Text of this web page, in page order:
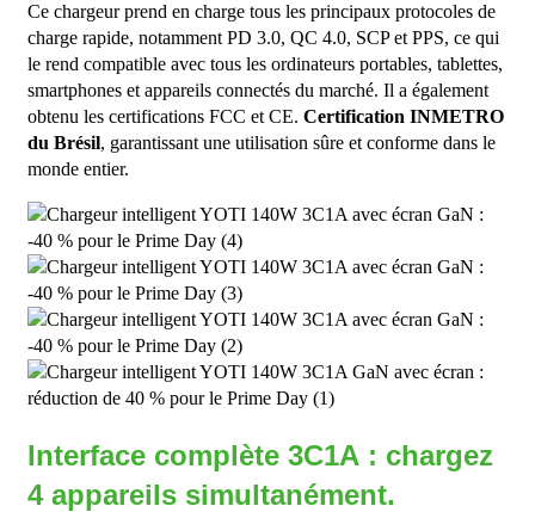
Ce chargeur prend en charge tous les principaux protocoles de
charge rapide, notamment PD 3.0, QC 4.0, SCP et PPS, ce qui
le rend compatible avec tous les ordinateurs portables, tablettes,
smartphones et appareils connectés du marché. Il a également
obtenu les certifications FCC et CE. Certification INMETRO
du Brésil, garantissant une utilisation sûre et conforme dans le
monde entier.
Interface complète 3C1A : chargez
4 appareils simultanément.